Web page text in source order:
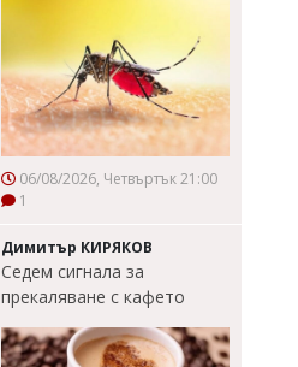
06/08/2026, Четвъртък 21:00
1
Димитър КИРЯКОВ
Седем сигнала за
прекаляване с кафето